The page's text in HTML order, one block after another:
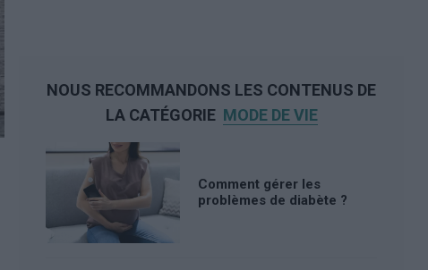
NOUS RECOMMANDONS LES CONTENUS DE
LA CATÉGORIE MODE DE VIE
Comment gérer les
problèmes de diabète ?